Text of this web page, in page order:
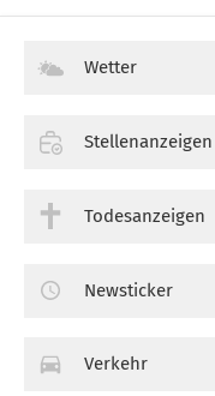
Wetter
Stellenanzeigen
Todesanzeigen
Newsticker
Verkehr